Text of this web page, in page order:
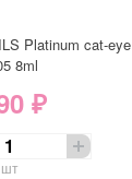
Platinum cat-eye
8ml
₽
шт